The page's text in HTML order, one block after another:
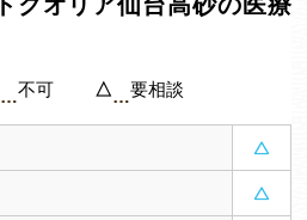
不可 △ 要相談